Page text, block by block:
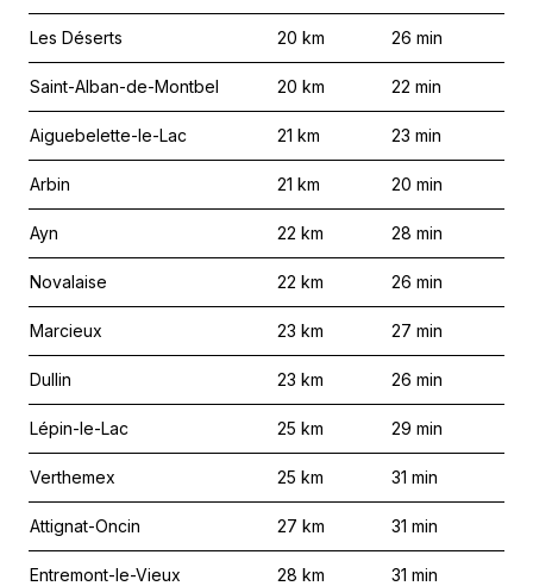
Les Déserts 20 km 26 min
Saint-Alban-de-Montbel 20 km 22 min
Aiguebelette-le-Lac 21 km 23 min
Arbin 21 km 20 min
Ayn 22 km 28 min
Novalaise 22 km 26 min
Marcieux 23 km 27 min
Dullin 23 km 26 min
Lépin-le-Lac 25 km 29 min
Verthemex 25 km 31 min
Attignat-Oncin 27 km 31 min
Entremont-le-Vieux 28 km 31 min